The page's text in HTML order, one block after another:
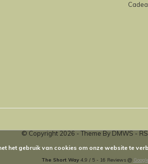
© Copyright 2026 - Theme By DMWS -
The Short Way4,9 / 5- 16 Reviews @
het gebruik van cookies om onze website te